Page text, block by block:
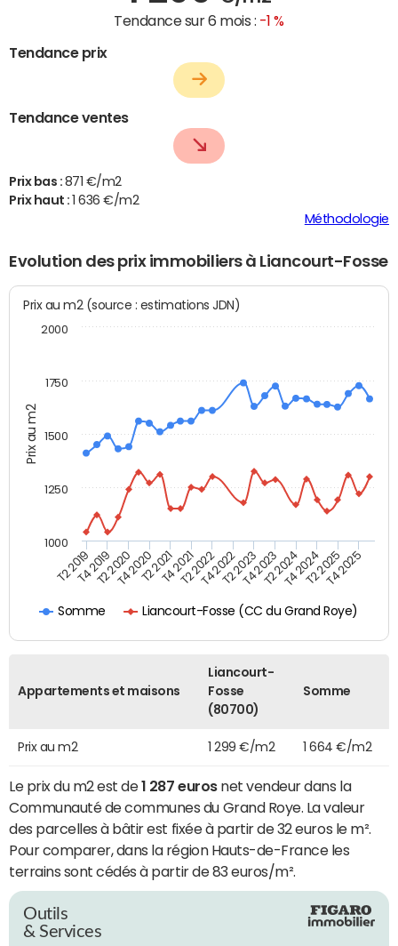
Tendance sur 6 mois : -1 %
Tendance prix
Tendance ventes
Prix bas : 871 €/m2
Prix haut :
1 636 €/m2
Méthodologie
Evolution des prix immobiliers à Liancourt-Fosse
Prix au m2
Prix au m2 (source : estimations JDN)
Somme Liancourt-Fosse (CC du Grand Roye)
T2 2019T4 2019T2 2020T4 2020T2 2021T4 2021T2 2022T4 2022T2 2023T4 2023T2 2024T4 2024T2 2025T4 2025
1000
1250
1500
1750
2000
Appartements et maisons
Liancourt-
Fosse
(80700)
Somme
Prix au m2 1 299 €/m2 1 664 €/m2
Le prix du m2 est de1 287 eurosnet vendeur dans la
Communauté de communes du Grand Roye. La valeur
des parcelles à bâtir est fixée à partir de 32 euros le m².
Pour comparer, dans la région Hauts-de-France les
terrains sont cédés à partir de 83 euros/m².
Outils
& Services